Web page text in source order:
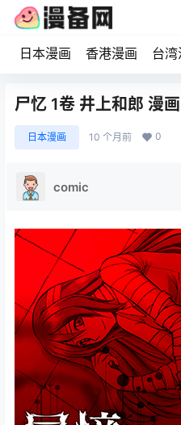
日本漫画 香港漫画 台湾
尸忆 1卷 井上和郎 漫
日本漫画 10 个月前 0
comic